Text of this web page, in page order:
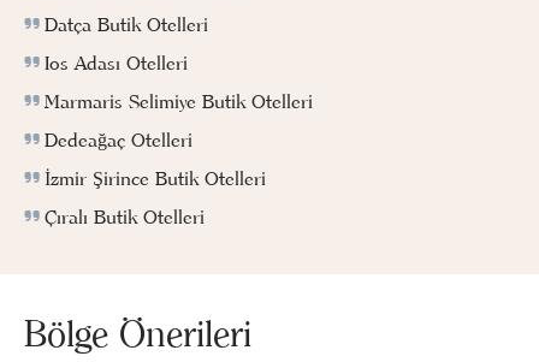
Datça Butik Otelleri
Ios Adası Otelleri
Marmaris Selimiye Butik Otelleri
Dedeağaç Otelleri
İzmir Şirince Butik Otelleri
Çıralı Butik Otelleri
Bölge Önerileri